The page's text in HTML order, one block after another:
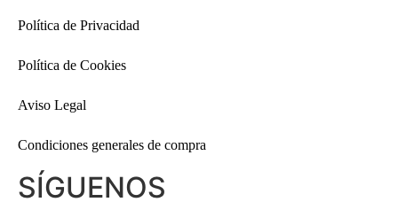
Política de Privacidad
Política de Cookies
Aviso Legal
Condiciones generales de compra
SÍGUENOS